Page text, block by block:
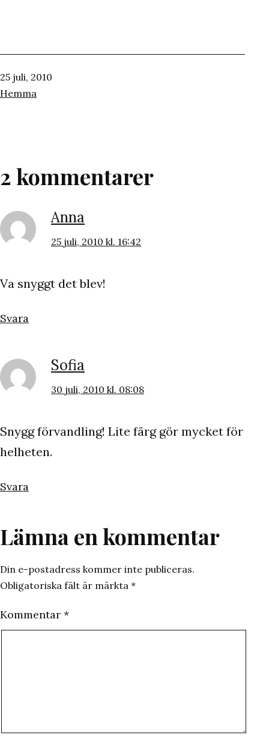
Publicerat
den
25 juli, 2010
Kategoriserat
Hemma
2 kommentarer
Anna
25 juli, 2010 kl. 16:42
Va snyggt det blev!
Svara
Sofia
30 juli, 2010 kl. 08:08
Snygg förvandling! Lite färg gör mycket för
helheten.
Svara
Lämna en kommentar
Din e-postadress kommer inte publiceras.
Obligatoriska fält är märkta *
Kommentar *